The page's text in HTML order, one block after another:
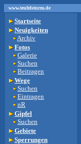
www.teufelsturm.de
Startseite
Neuigkeiten
Archiv
Fotos
Galerie
Suchen
Beitragen
Wege
Suchen
Eintragen
nR
Gipfel
Suchen
Gebiete
Sperrungen